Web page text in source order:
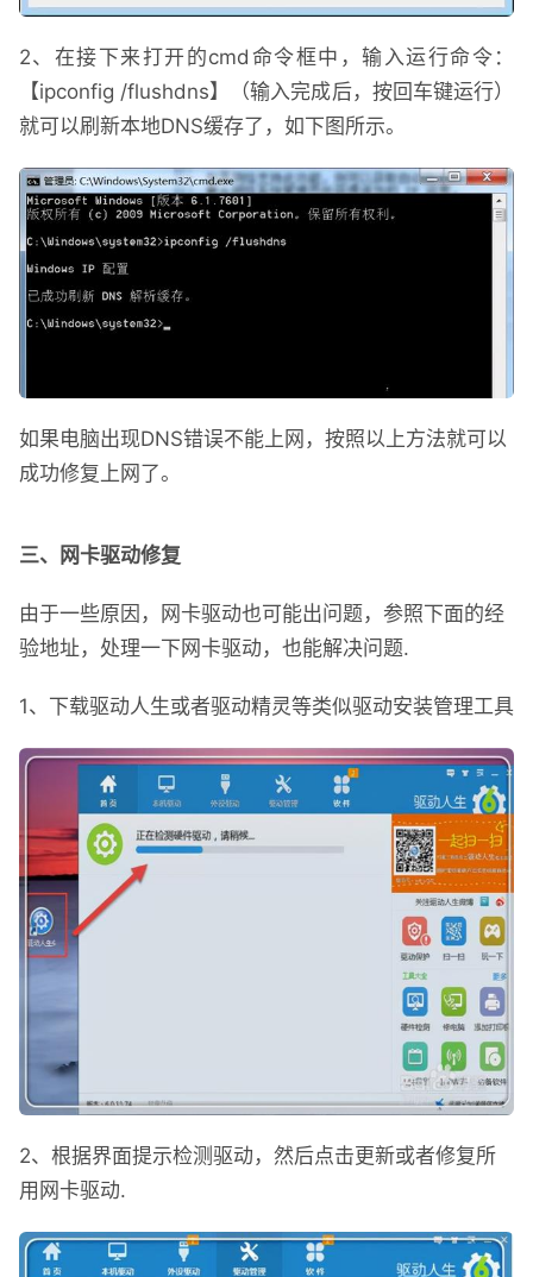
2、在接下来打开的cmd命令框中，输入运行命令：
【ipconfig /flushdns】（输入完成后，按回车键运行）
就可以刷新本地DNS缓存了，如下图所示。
如果电脑出现DNS错误不能上网，按照以上方法就可以
成功修复上网了。
三、网卡驱动修复
由于一些原因，网卡驱动也可能出问题，参照下面的经
验地址，处理一下网卡驱动，也能解决问题.
1、下载驱动人生或者驱动精灵等类似驱动安装管理工具
2、根据界面提示检测驱动，然后点击更新或者修复所
用网卡驱动.